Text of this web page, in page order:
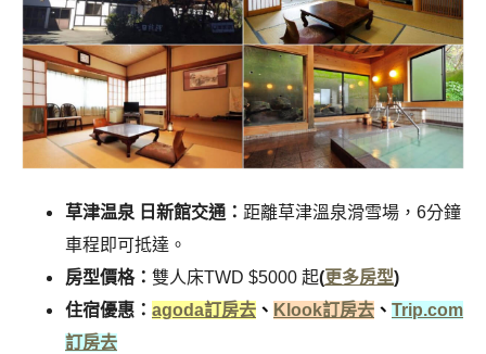
草津温泉 日新館交通： 距離草津溫泉滑雪場，6分鐘
車程即可抵達。
房型價格： 雙人床TWD $5000 起(更多房型)
住宿優惠： agoda訂房去 、 Klook訂房去 、 Trip.com
訂房去